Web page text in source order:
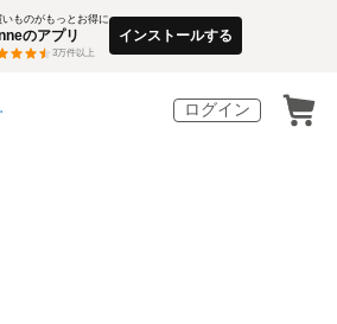
いものがもっとお得に
のアプリ
3万件以上
インストールする
ログイン